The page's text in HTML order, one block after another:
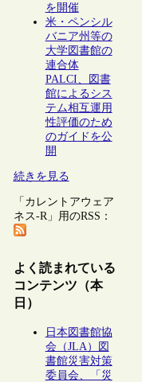
を開催
米・ペンシル
バニア州等の
大学図書館の
連合体
PALCI、図書
館によるシス
テム相互運用
性評価のため
のガイドを公
開
続きを見る
「カレントアウェア
ネス-R」用のRSS：
よく読まれている
コンテンツ（本
日）
日本図書館協
会（JLA）図
書館災害対策
委員会、「災